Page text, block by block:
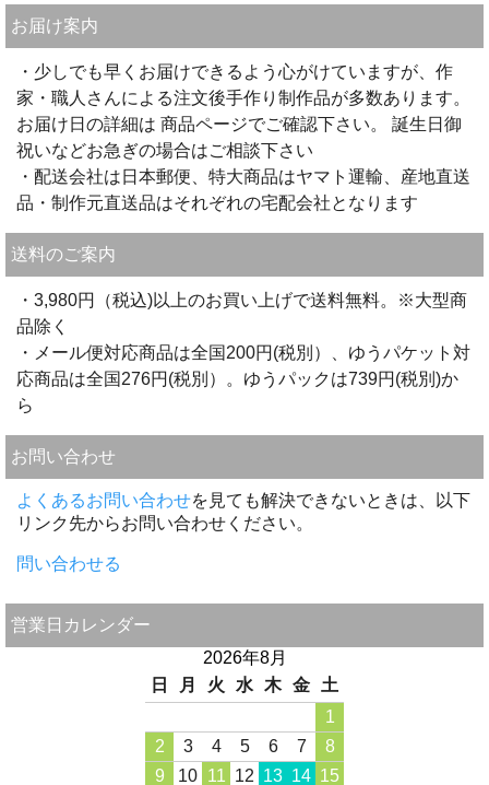
お届け案内
・少しでも早くお届けできるよう心がけていますが、作
家・職人さんによる注文後手作り制作品が多数あります。
お届け日の詳細は 商品ページでご確認下さい。 誕生日御
祝いなどお急ぎの場合はご相談下さい
・配送会社は日本郵便、特大商品はヤマト運輸、産地直送
品・制作元直送品はそれぞれの宅配会社となります
送料のご案内
・3,980円（税込)以上のお買い上げで送料無料。※大型商
品除く
・メール便対応商品は全国200円(税別）、ゆうパケット対
応商品は全国276円(税別）。ゆうパックは739円(税別)か
ら
お問い合わせ
よくあるお問い合わせを見ても解決できないときは、以下
リンク先からお問い合わせください。
問い合わせる
営業日カレンダー
2026年8月
日
月 火 水 木 金
土
1
2
3 4 5 6 7
8
9
10 11 12 13 14 15